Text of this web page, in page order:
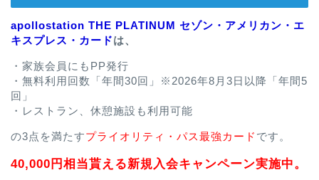
apollostation THE PLATINUM セゾン・アメリカン・エ
キスプレス・カードは、
・家族会員にもPP発行
・無料利用回数「年間30回」※2026年8月3日以降「年間5
回」
・レストラン、休憩施設も利用可能
の3点を満たすプライオリティ・パス最強カード です。
40,000円相当貰える新規入会キャンペーン実施中。